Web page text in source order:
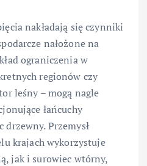
nakładają się czynniki
nałożone na
ograniczenia w
regionów czy
leśny – mogą nagle
łańcuchy
Przemysł
krajach wykorzystuje
jak i surowiec wtórny,